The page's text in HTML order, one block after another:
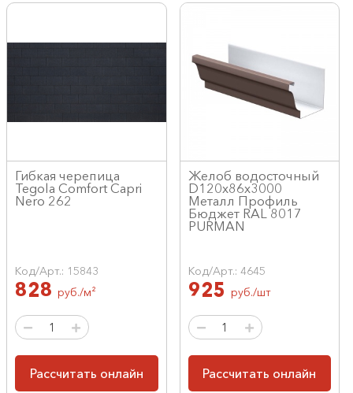
Гибкая черепица
Tegola Comfort Capri
Nero 262
Код/Арт.: 15843
828 руб./м²
Рассчитать онлайн
Желоб водосточный
D120х86х3000
Металл Профиль
Бюджет RAL 8017
PURMAN
Код/Арт.: 4645
925 руб./шт
Рассчитать онлайн